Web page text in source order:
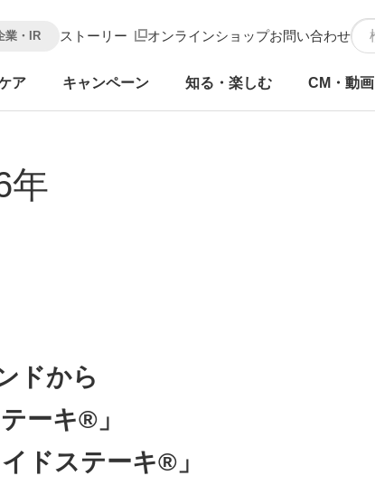
業・IR ストーリー オンラインショップお問い合わせ
ア キャンペーン 知る・楽しむ CM・動画
年
ドから
ーキ®」
ドステーキ®」